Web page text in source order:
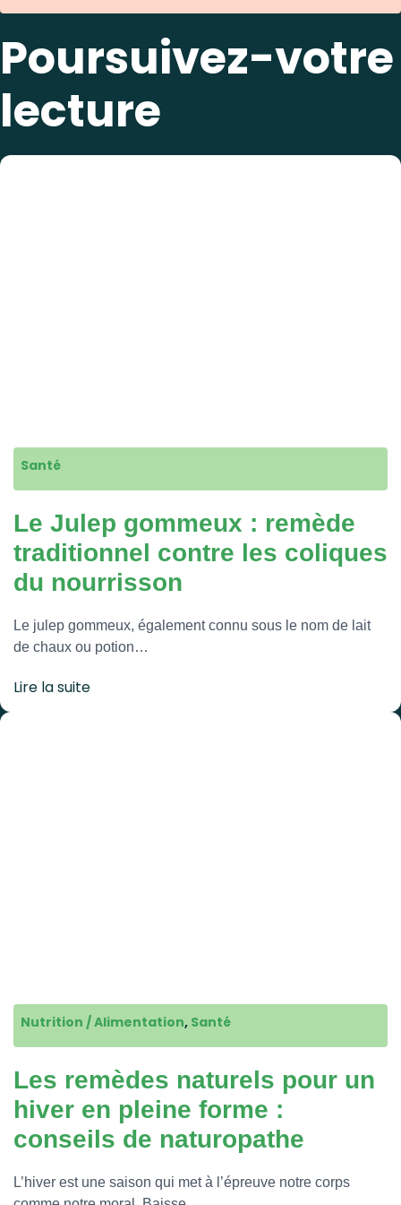
Poursuivez-votre
lecture
Santé
Le Julep gommeux : remède
traditionnel contre les coliques
du nourrisson
Le julep gommeux, également connu sous le nom de lait
de chaux ou potion…
Lire la suite
Nutrition / Alimentation, Santé
Les remèdes naturels pour un
hiver en pleine forme :
conseils de naturopathe
L’hiver est une saison qui met à l’épreuve notre corps